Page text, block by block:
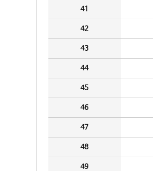
41
42
43
44
45
46
47
48
49